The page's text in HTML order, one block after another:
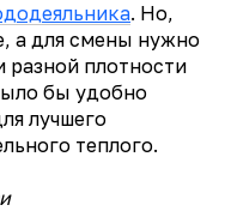
. Но,
а для смены нужно
разной плотности
бы удобно
лучшего
теплого.